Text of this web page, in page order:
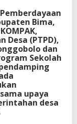
Bima,
Desa (PTPD),
dan
Sekolah
upaya
desa